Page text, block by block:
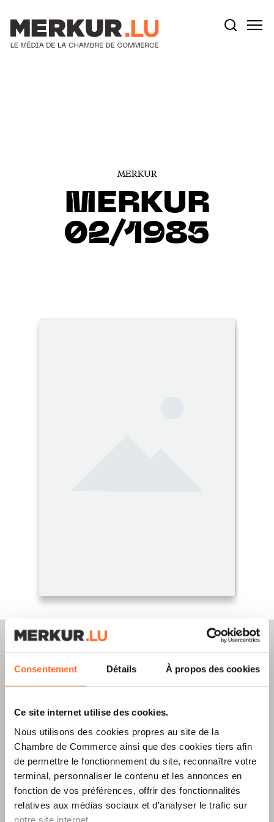
Consentement Détails À propos des cookies
Ce site internet utilise des cookies.
Nous utilisons des cookies propres au site de la
Chambre de Commerce ainsi que des cookies tiers afin
de permettre le fonctionnement du site, reconnaître votre
terminal, personnaliser le contenu et les annonces en
fonction de vos préférences, offrir des fonctionnalités
relatives aux médias sociaux et d'analyser le trafic sur
notre site internet.
MERKUR
MERKUR
02/1985
Merkur Magazine
L’ÉDITIONÉTÉ
2026EST
DISPONIBLE !